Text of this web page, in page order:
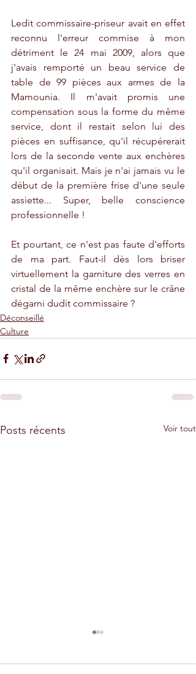
Ledit commissaire-priseur avait en effet
reconnu l'erreur commise à mon
détriment le 24 mai 2009, alors que
j'avais remporté un beau service de
table de 99 pièces aux armes de la
Mamounia. Il m'avait promis une
compensation sous la forme du même
service, dont il restait selon lui des
pièces en suffisance, qu'il récupérerait
lors de la seconde vente aux enchères
qu'il organisait. Mais je n'ai jamais vu le
début de la première frise d'une seule
assiette... Super, belle conscience
professionnelle !
Et pourtant, ce n'est pas faute d'efforts
de ma part. Faut-il dès lors briser
virtuellement la garniture des verres en
cristal de la même enchère sur le crâne
dégarni dudit commissaire ?
Déconseillé
Culture
Posts récents Voir tout